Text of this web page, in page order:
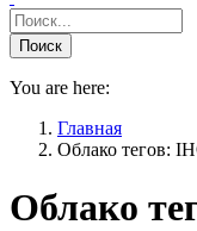
You are here:
Главная
Облако тегов:
Облако